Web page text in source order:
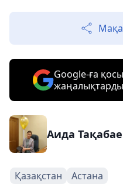
Google-ға
Аида
Қазақстан Астана